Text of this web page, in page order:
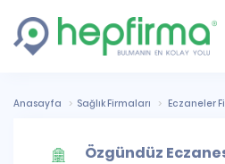
Anasayfa Sağlık Firmaları Eczaneler
Özgündüz